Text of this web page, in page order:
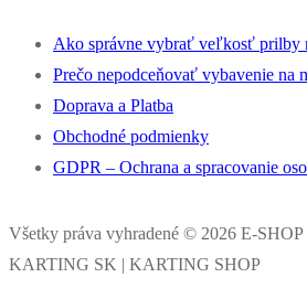
Ako správne vybrať veľkosť prilby
Prečo nepodceňovať vybavenie na
Doprava a Platba
Obchodné podmienky
GDPR – Ochrana a spracovanie
Všetky práva vyhradené © 2026 E-
KARTING SK | KARTING SHOP